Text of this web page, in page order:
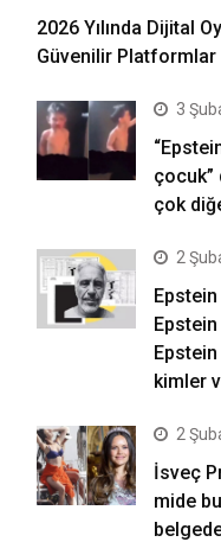
2026 Yılında Dijital
Güvenilir Platformlar
3
çocuk”
çok
2
Epstein
kimler
2
İsveç
mide